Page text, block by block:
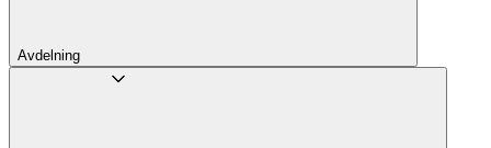
Avdelning